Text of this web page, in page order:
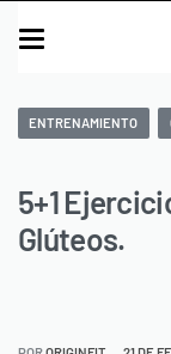
ENTRENAMIENTO
5+1
Glúteos.